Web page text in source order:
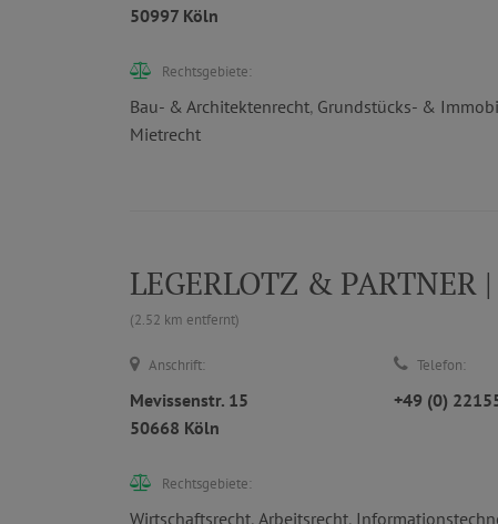
50997 Köln
Rechtsgebiete:
Bau- & Architektenrecht, Grundstücks- &
Mietrecht
LEGERLOTZ &
(2.52 km entfernt)
Anschrift:
Mevissenstr. 15
50668 Köln
Telefon:
+49 (0)
Rechtsgebiete:
Wirtschaftsrecht, Arbeitsrecht,